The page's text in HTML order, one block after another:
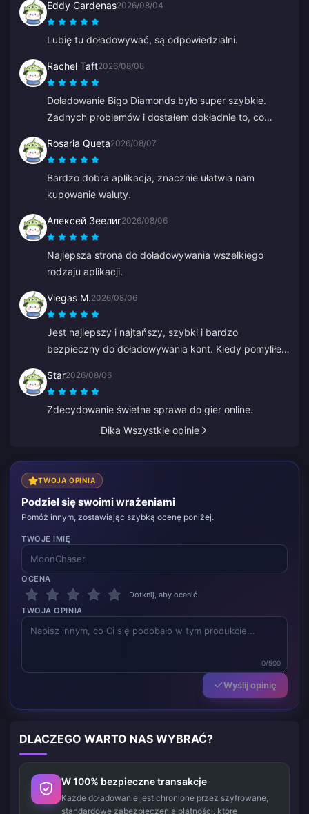
Eddy Cardenas2026/08/04
Lubię tu doładowywać, są odpowiedzialni.
Rachel Taft2026/08/08
Doładowanie Bigo Diamonds było super szybkie.
Żadnych problemów i dostałem dokładnie to, co
Rosaria Queta2026/08/07
Bardzo dobra aplikacja, znacznie ułatwia nam
kupowanie waluty.
Алексей Зеелиг2026/08/06
Najlepsza strona do doładowywania wszelkiego
rodzaju aplikacji.
Viegas M.2026/08/06
Jest najlepszy i najtańszy, szybki i bardzo
bezpieczny do doładowywania kont. Kiedy pomyliłem
doładowała właściwe.
Star2026/08/06
Zdecydowanie świetna sprawa do gier online.
Dika Wszystkie opinie
TWOJA OPINIA
Podziel się swoimi wrażeniami
Pomóż innym, zostawiając szybką ocenę poniżej.
TWOJE IMIĘ
OCENA
Dotknij, aby ocenić
TWOJA OPINIA
0/500
Wyślij opinię
DLACZEGO WARTO NAS WYBRAĆ?
W 100% bezpieczne transakcje
Każde doładowanie jest chronione przez szyfrowane,
standardowe zabezpieczenia płatności, które